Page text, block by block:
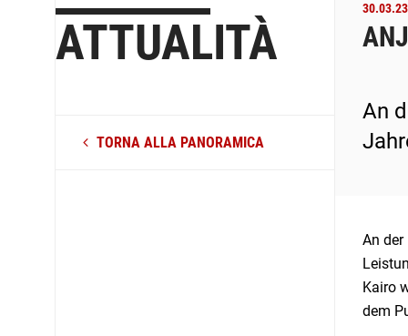
ATTUALITÀ
TORNA ALLA PANORAMICA
30.03.23
An
An
Kairo
dem